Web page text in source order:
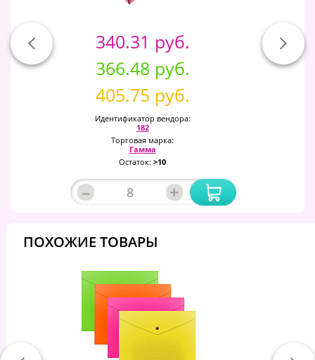
340.31 руб.
366.48 руб.
405.75 руб.
Идентификатор вендора:
182
Торговая марка:
Гамма
Остаток: >10
– +
ПОХОЖИЕ ТОВАРЫ